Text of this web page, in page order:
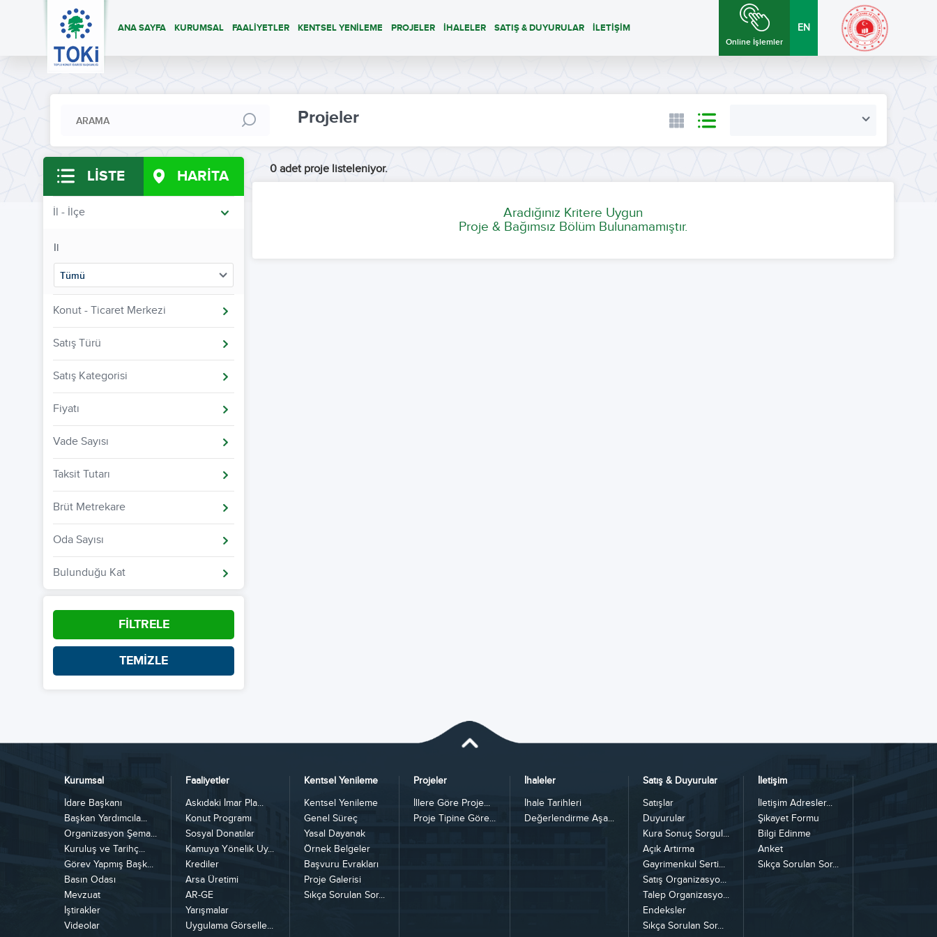
ANA SAYFA KURUMSAL FAALİYETLER KENTSEL YENİLEME PROJELER İHALELER SATIŞ & DUYURULAR İLETİŞİM
Online İşlemler
EN
Projeler
LİSTE HARİTA
İl - İlçe
İl
Tümü
Konut - Ticaret Merkezi
Satış Türü
Satış Kategorisi
Fiyatı
Vade Sayısı
Taksit Tutarı
Brüt Metrekare
Oda Sayısı
Bulunduğu Kat
FİLTRELE
TEMİZLE
0 adet proje listeleniyor.
Aradığınız Kritere Uygun
Proje & Bağımsız Bölüm Bulunamamıştır.
Kurumsal
İdare Başkanı
Başkan Yardımcıla...
Organizasyon Şema...
Kuruluş ve Tarihç...
Görev Yapmış Başk...
Basın Odası
Mevzuat
İştirakler
Videolar
Faaliyetler
Askıdaki İmar Pla...
Konut Programı
Sosyal Donatılar
Kamuya Yönelik Uy...
Krediler
Arsa Üretimi
AR-GE
Yarışmalar
Uygulama Görselle...
Kentsel Yenileme
Kentsel Yenileme
Genel Süreç
Yasal Dayanak
Örnek Belgeler
Başvuru Evrakları
Proje Galerisi
Sıkça Sorulan Sor...
Projeler
İllere Göre Proje...
Proje Tipine Göre...
İhaleler
İhale Tarihleri
Değerlendirme Aşa...
Satış & Duyurular
Satışlar
Duyurular
Kura Sonuç Sorgul...
Açık Artırma
Gayrimenkul Serti...
Satış Organizasyo...
Talep Organizasyo...
Endeksler
Sıkça Sorulan Sor...
İletişim
İletişim Adresler...
Şikayet Formu
Bilgi Edinme
Anket
Sıkça Sorulan Sor...